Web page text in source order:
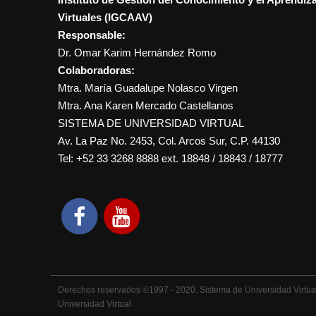
Virtuales (IGCAAV)
Responsable:
Dr. Omar Karim Hernández Romo
Colaboradoras:
Mtra. María Guadalupe Nolasco Virgen
Mtra. Ana Karen Mercado Castellanos
SISTEMA DE UNIVERSIDAD VIRTUAL
Av. La Paz No. 2453, Col. Arcos Sur, C.P. 44130
Tel: +52 33 3268 8888‏ ext. 18848 / 18843 / 18777
Derechos reservados ©1997 - 2020. Sistema de Universidad
Universidad Virtual